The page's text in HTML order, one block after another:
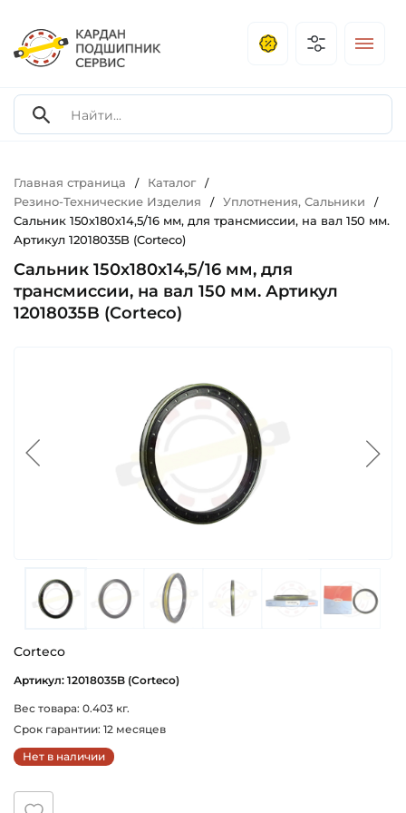
Главная страница / Каталог /
Резино-Технические Изделия / Уплотнения, Сальники /
Сальник 150х180х14,5/16 мм, для трансмиссии, на вал 150 мм.
Артикул 12018035B (Corteco)
Сальник 150х180х14,5/16 мм, для
трансмиссии, на вал 150 мм. Артикул
12018035B (Corteco)
Corteco
Артикул: 12018035B (Corteco)
Вес товара: 0.403 кг.
Срок гарантии: 12 месяцев
Нет в наличии